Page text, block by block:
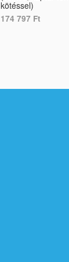
kötéssel)
174 797 Ft